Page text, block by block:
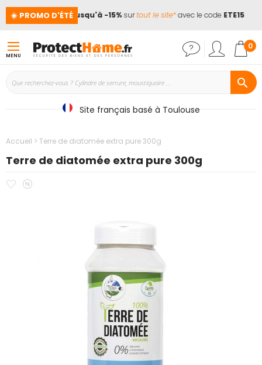
☀️ PROMO D'ÉTÉ
! 📢Jusqu'à -15%surtout le site*avec le codeETE15
MENU
0
Site français basé à Toulouse
Accueil Terre de diatomée extra pure 300g
Terre de diatomée extra pure 300g
Ajouter